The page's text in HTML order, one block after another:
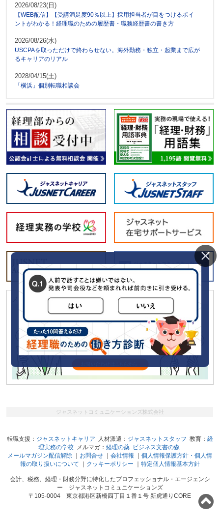
2026/08/23(日)
【WEB配信】【受講満足度90％以上】採用担当者が目をつけるポイ
ントがわかる！経理職のための履歴書・職務経歴書の書き方
2026/08/26(水)
USCPAを取っただけで終わらせない。海外勤務・独立・起業まで広が
るキャリアのリアル
2028/04/15(土)
「横浜」個別転職相談会
メールマガジン「経理の薬」に広告をだしてみませんか？
ジャスネットコミュニケーションズ株式会社
転職支援： ジャスネットキャリア 人材派遣： ジャスネットスタッフ 教育： 経
理実務の学校 メルマガ：経理の薬 ビジネス文書の森
メールマガジン配信解除
お問合せ ｜会社情報 ｜個人情報保護方針・個人情
報の取り扱いについて
クッキーポリシー 特定個人情報基本方針
会計、税務、経理・財務分野に特化したプロフェッショナル・エージェンシ
ー ジャスネットコミュニケーションズ
〒105-0004 東京都港区新橋四丁目１番１号 新虎通りCORE